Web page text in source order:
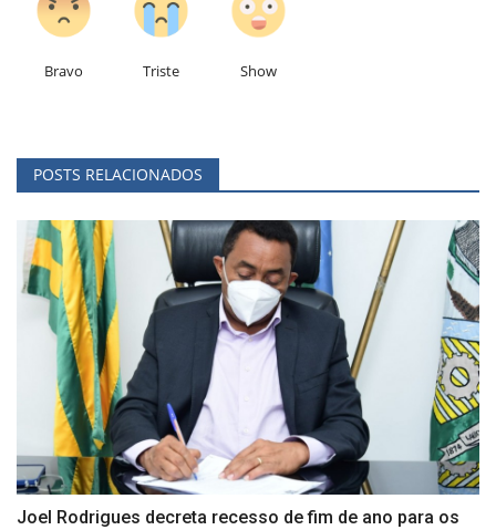
Bravo Triste Show
POSTS RELACIONADOS
Joel Rodrigues decreta recesso de fim de ano para os